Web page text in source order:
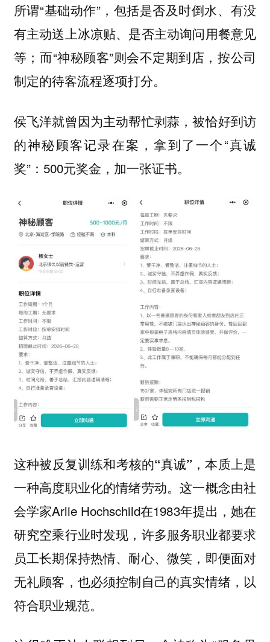
所谓“基础动作”，包括是否及时倒水、有没
有主动送上冰凉贴、是否主动询问用餐意见
等；而“神秘顾客”则会不定期到店，按公司
制定的待客流程逐项打分。
侯飞洋就曾因为主动帮忙剥蒜，被恰好到访
的神秘顾客记录在案，拿到了一个“真诚
奖”：500元奖金，加一张证书。
这种被反复训练和考核的“真诚”，本质上是
一种高度职业化的情绪劳动。这一概念由社
会学家Arlie Hochschild在1983年提出，她在
研究空乘行业时发现，许多服务职业都要求
员工长期保持热情、耐心、微笑，即便面对
无礼顾客，也必须控制自己的真实情绪，以
符合职业规范。